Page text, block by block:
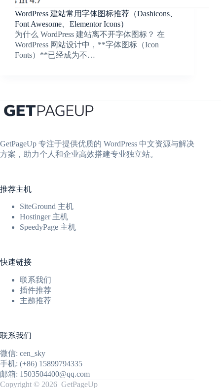
WordPress 建站常用字体图标推荐（Dashicons、
Font Awesome、Elementor Icons）
为什么 WordPress 建站离不开字体图标？ 在
WordPress 网站设计中，**字体图标（Icon
Fonts）**已经成为不…
GetPageUp 专注于提供优质的 WordPress 中文资源与解决
方案，助力个人和企业高效搭建专业独立站。
推荐主机
SiteGround 主机
Hostinger 主机
SpeedyPage 主机
快速链接
联系我们
插件推荐
主题推荐
联系我们
微信: cen_sky
手机: (+86) 15899794335
邮箱: 1503504400@qq.com
Copyright © 2026 GetPageUp